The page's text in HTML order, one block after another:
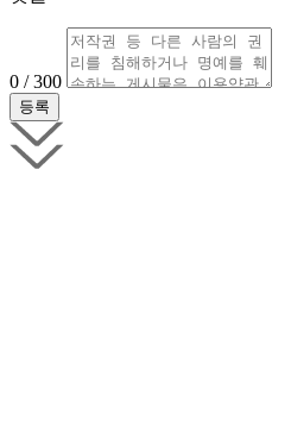
0 / 300